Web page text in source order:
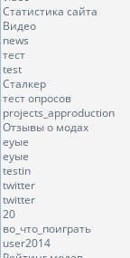
Статистика сайта
Видео
news
тест
test
Сталкер
тест опросов
projects_approduction
Отзывы о модах
еуые
еуые
testin
twitter
twitter
20
во_что_поиграть
user2014